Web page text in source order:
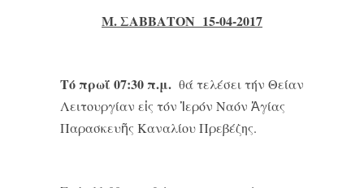
Μ. ΣΑΒΒΑΤΟΝ 15-04-2017
Τό πρωΐ 07:30 π.μ. θά τελέσει τήν Θείαν
Λειτουργίαν εἰς τόν Ἱερόν Ναόν Ἁγίας
Παρασκευῆς Καναλίου Πρεβέζης.